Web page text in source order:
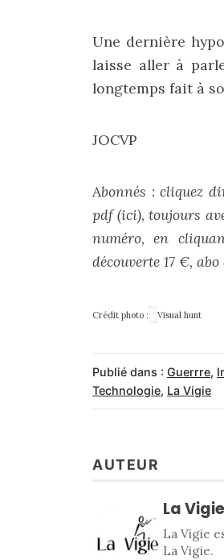
Une dernière
laisse aller à
longtemps fait à
JOCVP
Abonnés : cliquez
pdf (ici), toujours
numéro, en
découverte 17 €,
Crédit photo : Visual hunt
Publié dans : Guerrre,
Technologie, La Vigie
AUTEUR
La Vigie
La Vigie
La Vigie.